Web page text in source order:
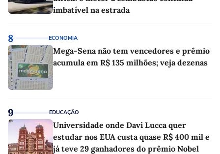
imbatível na estrada
8 ECONOMIA
Mega-Sena não tem vencedores e prêmio
acumula em R$ 135 milhões; veja dezenas
9 EDUCAÇÃO
Universidade onde Davi Lucca quer
estudar nos EUA custa quase R$ 400 mil e
já teve 29 ganhadores do prêmio Nobel